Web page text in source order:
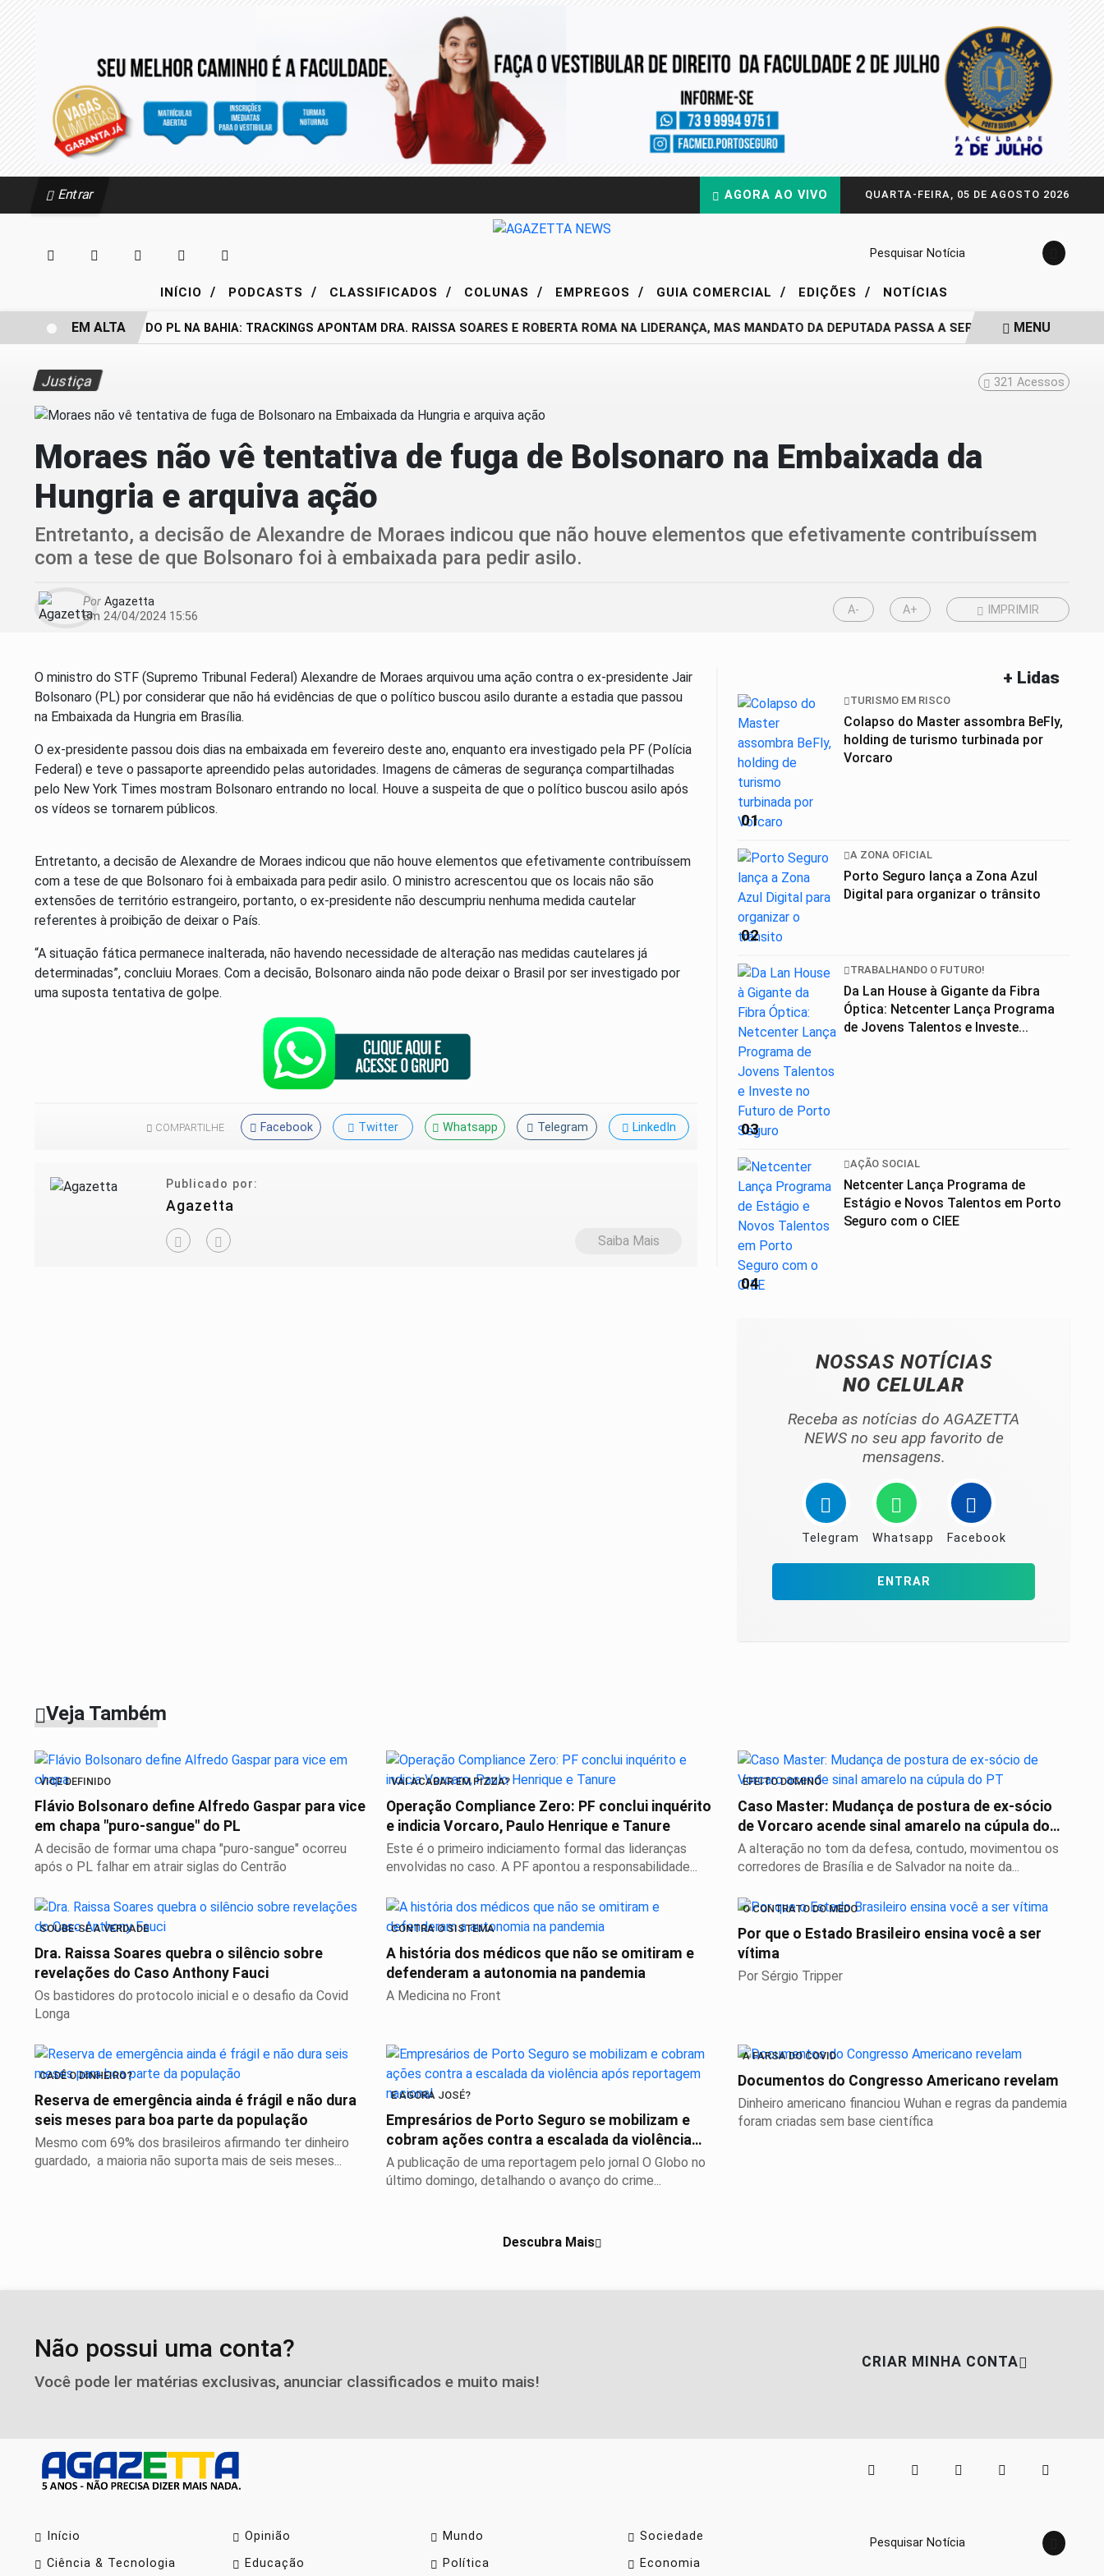
Entrar QUARTA-FEIRA, 05 DE AGOSTO 2026
AGORA AO VIVO
Pesquisar Notícia
INÍCIO / PODCASTS / CLASSIFICADOS / COLUNAS / EMPREGOS / GUIA COMERCIAL / EDIÇÕES / NOTÍCIAS
BASTIDORES DO PL NA BAHIA: TRACKINGS APONTAM DRA. RAISSA SOARES E ROBERTA ROMA NA LIDERANÇA, MAS MANDATO DA DEPUTADA PASSA A SER QUESTIONADO
EM ALTA MENU
Justiça 321 Acessos
Moraes não vê tentativa de fuga de Bolsonaro na Embaixada da
Hungria e arquiva ação
Entretanto, a decisão de Alexandre de Moraes indicou que não houve elementos que efetivamente contribuíssem
com a tese de que Bolsonaro foi à embaixada para pedir asilo.
Por Agazetta
Em 24/04/2024 15:56
A- A+ IMPRIMIR
O ministro do STF (Supremo Tribunal Federal) Alexandre de Moraes arquivou uma ação contra o ex-presidente Jair
Bolsonaro (PL) por considerar que não há evidências de que o político buscou asilo durante a estadia que passou
na Embaixada da Hungria em Brasília.
O ex-presidente passou dois dias na embaixada em fevereiro deste ano, enquanto era investigado pela PF (Polícia
Federal) e teve o passaporte apreendido pelas autoridades. Imagens de câmeras de segurança compartilhadas
pelo New York Times mostram Bolsonaro entrando no local. Houve a suspeita de que o político buscou asilo após
os vídeos se tornarem públicos.
Entretanto, a decisão de Alexandre de Moraes indicou que não houve elementos que efetivamente contribuíssem
com a tese de que Bolsonaro foi à embaixada para pedir asilo. O ministro acrescentou que os locais não são
extensões de território estrangeiro, portanto, o ex-presidente não descumpriu nenhuma medida cautelar
referentes à proibição de deixar o País.
“A situação fática permanece inalterada, não havendo necessidade de alteração nas medidas cautelares já
determinadas”, concluiu Moraes. Com a decisão, Bolsonaro ainda não pode deixar o Brasil por ser investigado por
uma suposta tentativa de golpe.
COMPARTILHE Facebook Twitter Whatsapp Telegram LinkedIn
Publicado por:
Agazetta
Saiba Mais
+ Lidas
01
TURISMO EM RISCO
Colapso do Master assombra BeFly,
holding de turismo turbinada por
Vorcaro
02
A ZONA OFICIAL
Porto Seguro lança a Zona Azul
Digital para organizar o trânsito
03
TRABALHANDO O FUTURO!
Da Lan House à Gigante da Fibra
Óptica: Netcenter Lança Programa
de Jovens Talentos e Investe...
04
AÇÃO SOCIAL
Netcenter Lança Programa de
Estágio e Novos Talentos em Porto
Seguro com o CIEE
NOSSAS NOTÍCIAS
NO CELULAR
Receba as notícias do AGAZETTA
NEWS no seu app favorito de
mensagens.
Telegram Whatsapp Facebook
ENTRAR
Veja Também
VICE DEFINIDO
Flávio Bolsonaro define Alfredo Gaspar para vice
em chapa "puro-sangue" do PL
A decisão de formar uma chapa "puro-sangue" ocorreu
após o PL falhar em atrair siglas do Centrão
VAI ACABAR EM PIZZA?
Operação Compliance Zero: PF conclui inquérito
e indicia Vorcaro, Paulo Henrique e Tanure
Este é o primeiro indiciamento formal das lideranças
envolvidas no caso. A PF apontou a responsabilidade...
EFEITO DOMINÓ
Caso Master: Mudança de postura de ex-sócio
de Vorcaro acende sinal amarelo na cúpula do
PT
A alteração no tom da defesa, contudo, movimentou os
corredores de Brasília e de Salvador na noite da...
SOUBE-SE A VERDADE
Dra. Raissa Soares quebra o silêncio sobre
revelações do Caso Anthony Fauci
Os bastidores do protocolo inicial e o desafio da Covid
Longa
CONTRA O SISTEMA
A história dos médicos que não se omitiram e
defenderam a autonomia na pandemia
A Medicina no Front
O CONTRATO DO MEDO
Por que o Estado Brasileiro ensina você a ser
vítima
Por Sérgio Tripper
CADÊ O DINHEIRO?
Reserva de emergência ainda é frágil e não dura
seis meses para boa parte da população
Mesmo com 69% dos brasileiros afirmando ter dinheiro
guardado, a maioria não suporta mais de seis meses...
E AGORA JOSÉ?
Empresários de Porto Seguro se mobilizam e
cobram ações contra a escalada da violência
após...
A publicação de uma reportagem pelo jornal O Globo no
último domingo, detalhando o avanço do crime...
A FARSA DO COVID
Documentos do Congresso Americano revelam
Dinheiro americano financiou Wuhan e regras da pandemia
foram criadas sem base científica
Descubra Mais
Não possui uma conta?
Você pode ler matérias exclusivas, anunciar classificados e muito mais!
CRIAR MINHA CONTA
Início Opinião Mundo
Sociedade
Ciência & Tecnologia
Educação Política Economia
Pesquisar Notícia